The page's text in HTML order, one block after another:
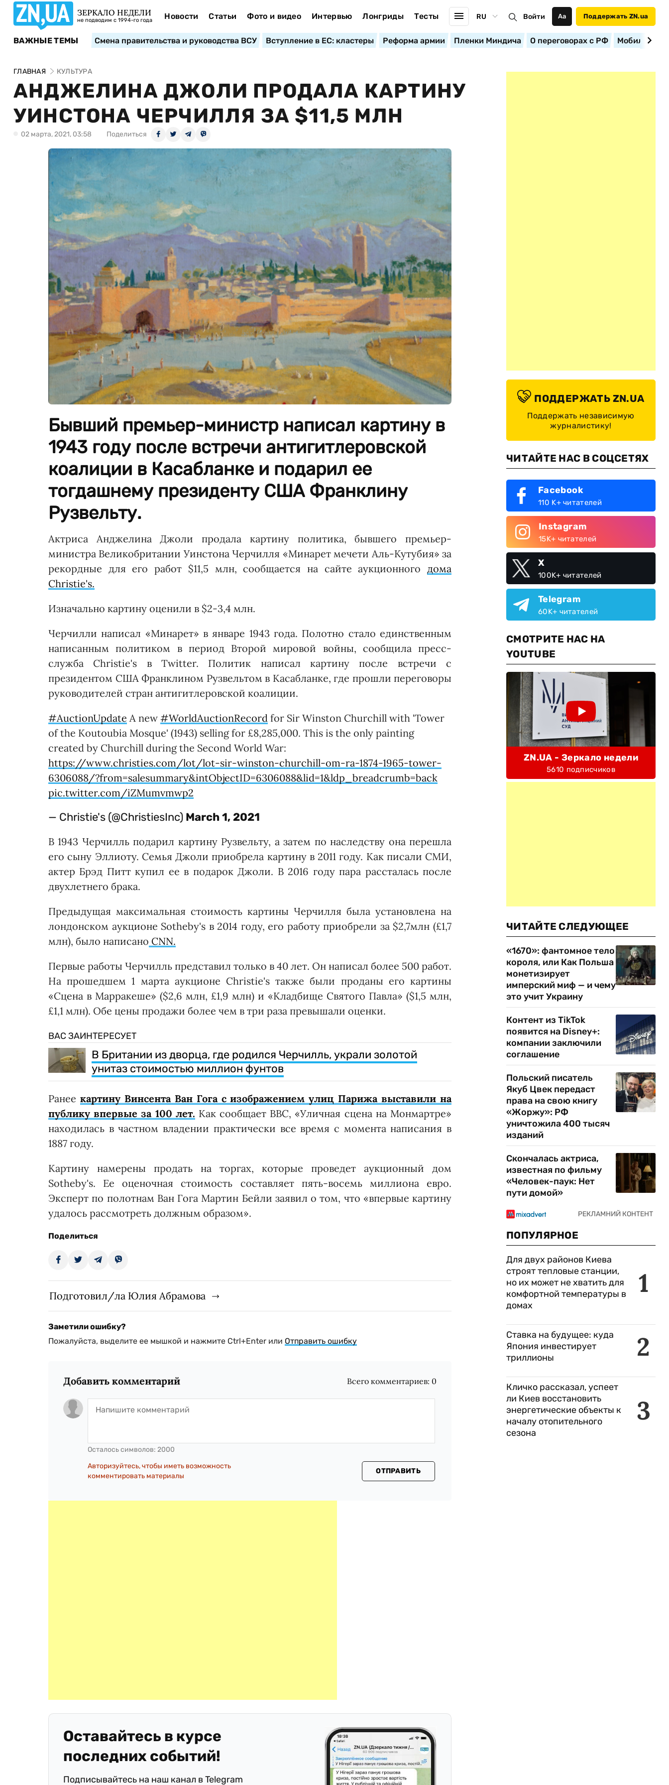
ЗЕРКАЛО НЕДЕЛИ
не подводим с 1994-го года Новости Статьи Фото и видео Интервью Лонгриды Тесты RU Войти Аа Поддержать ZN.ua
ВАЖНЫЕ ТЕМЫ Смена правительства и руководства ВСУ Вступление в ЕС: кластеры Реформа армии Пленки Миндича О переговорах с РФ
ГЛАВНАЯ КУЛЬТУРА
АНДЖЕЛИНА ДЖОЛИ ПРОДАЛА КАРТИНУ
УИНСТОНА ЧЕРЧИЛЛЯ ЗА $11,5 МЛН
02 марта, 2021, 03:58 Поделиться
Бывший премьер-министр написал картину в
1943 году после встречи антигитлеровской
коалиции в Касабланке и подарил ее
тогдашнему президенту США Франклину
Рузвельту.
Актриса Анджелина Джоли продала картину политика, бывшего премьер-
министра Великобритании Уинстона Черчилля «Минарет мечети Аль-Кутубия» за
рекордные для его работ $11,5 млн, сообщается на сайте аукционногодома
Christie's.
Изначально картину оценили в $2-3,4 млн.
Черчилли написал «Минарет» в январе 1943 года. Полотно стало единственным
написанным политиком в период Второй мировой войны, сообщила пресс-
служба Christie's в Twitter. Политик написал картину после встречи с
президентом США Франклином Рузвельтом в Касабланке, где прошли переговоры
руководителей стран антигитлеровской коалиции.
#AuctionUpdate A new #WorldAuctionRecord for Sir Winston Churchill with 'Tower
of the Koutoubia Mosque' (1943) selling for £8,285,000. This is the only painting
created by Churchill during the Second World War:
https://www.christies.com/lot/lot-sir-winston-churchill-om-ra-1874-1965-tower-
6306088/?from=salesummary&intObjectID=6306088&lid=1&ldp_breadcrumb=back
pic.twitter.com/iZMumvmwp2
— Christie's (@ChristiesInc) March 1, 2021
В 1943 Черчилль подарил картину Рузвельту, а затем по наследству она перешла
его сыну Эллиоту. Семья Джоли приобрела картину в 2011 году. Как писали СМИ,
актер Брэд Питт купил ее в подарок Джоли. В 2016 году пара рассталась после
двухлетнего брака.
Предыдущая максимальная стоимость картины Черчилля была установлена на
лондонском аукционе Sotheby's в 2014 году, его работу приобрели за $2,7млн (£1,7
млн), было написано CNN.
Первые работы Черчилль представил только в 40 лет. Он написал более 500 работ.
На прошедшем 1 марта аукционе Christie's также были проданы его картины
«Сцена в Марракеше» ($2,6 млн, £1,9 млн) и «Кладбище Святого Павла» ($1,5 млн,
£1,1 млн). Обе цены продажи более чем в три раза превышали оценки.
ВАС ЗАИНТЕРЕСУЕТ
В Британии из дворца, где родился Черчилль, украли золотой
унитаз стоимостью миллион фунтов
Ранее картину Винсента Ван Гога с изображением улиц Парижа выставили на
публику впервые за 100 лет. Как сообщает ВВС, «Уличная сцена на Монмартре»
находилась в частном владении практически все время с момента написания в
1887 году.
Картину намерены продать на торгах, которые проведет аукционный дом
Sotheby's. Ее оценочная стоимость составляет пять-восемь миллиона евро.
Эксперт по полотнам Ван Гога Мартин Бейли заявил о том, что «впервые картину
удалось рассмотреть должным образом».
Поделиться
Подготовил/ла Юлия Абрамова
Заметили ошибку?
Пожалуйста, выделите ее мышкой и нажмите Ctrl+Enter или Отправить ошибку
Добавить комментарий Всего комментариев: 0
Осталось символов: 2000
Авторизуйтесь, чтобы иметь возможность
комментировать материалы
ОТПРАВИТЬ
Оставайтесь в курсе
последних событий!
Подписывайтесь на наш канал в Telegram
ПОДДЕРЖАТЬ ZN.UA
Поддержать независимую
журналистику!
ЧИТАЙТЕ НАС В СОЦСЕТЯХ
Facebook
110 K+ читателей
Instagram
15K+ читателей
X
100K+ читателей
Telegram
60K+ читателей
СМОТРИТЕ НАС НА
YOUTUBE
ZN.UA - Зеркало недели
5610 подписчиков
ЧИТАЙТЕ СЛЕДУЮЩЕЕ
«1670»: фантомное тело
короля, или Как Польша
монетизирует
имперский миф — и чему
это учит Украину
Контент из TikTok
появится на Disney+:
компании заключили
соглашение
Польский писатель
Якуб Цвек передаст
права на свою книгу
«Жоржу»: РФ
уничтожила 400 тысяч
изданий
Скончалась актриса,
известная по фильму
«Человек-паук: Нет
пути домой»
ПОПУЛЯРНОЕ
1
Для двух районов Киева
строят тепловые станции,
но их может не хватить для
комфортной температуры в
домах
2
Ставка на будущее: куда
Япония инвестирует
триллионы
3
Кличко рассказал, успеет
ли Киев восстановить
энергетические объекты к
началу отопительного
сезона